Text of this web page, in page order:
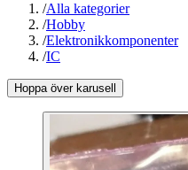
/Alla kategorier
/Hobby
/Elektronikkomponenter
/IC
Hoppa över karusell